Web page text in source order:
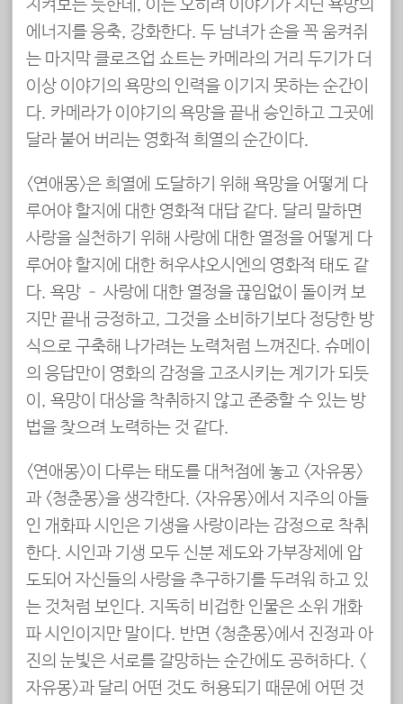
지켜보는 듯한데, 이는 오히려 이야기가 지닌 욕망의
에너지를 응축, 강화한다. 두 남녀가 손을 꼭 움켜쥐
는 마지막 클로즈업 쇼트는 카메라의 거리 두기가 더
이상 이야기의 욕망의 인력을 이기지 못하는 순간이
다. 카메라가 이야기의 욕망을 끝내 승인하고 그곳에
달라 붙어 버리는 영화적 희열의 순간이다.
<연애몽>은 희열에 도달하기 위해 욕망을 어떻게 다
루어야 할지에 대한 영화적 대답 같다. 달리 말하면
사랑을 실천하기 위해 사랑에 대한 열정을 어떻게 다
루어야 할지에 대한 허우샤오시엔의 영화적 태도 같
다. 욕망 – 사랑에 대한 열정을 끊임없이 돌이켜 보
지만 끝내 긍정하고, 그것을 소비하기보다 정당한 방
식으로 구축해 나가려는 노력처럼 느껴진다. 슈메이
의 응답만이 영화의 감정을 고조시키는 계기가 되듯
이, 욕망이 대상을 착취하지 않고 존중할 수 있는 방
법을 찾으려 노력하는 것 같다.
<연애몽>이 다루는 태도를 대척점에 놓고 <자유몽>
과 <청춘몽>을 생각한다. <자유몽>에서 지주의 아들
인 개화파 시인은 기생을 사랑이라는 감정으로 착취
한다. 시인과 기생 모두 신분 제도와 가부장제에 압
도되어 자신들의 사랑을 추구하기를 두려워 하고 있
는 것처럼 보인다. 지독히 비겁한 인물은 소위 개화
파 시인이지만 말이다. 반면 <청춘몽>에서 진정과 아
진의 눈빛은 서로를 갈망하는 순간에도 공허하다. <
자유몽>과 달리 어떤 것도 허용되기 때문에 어떤 것